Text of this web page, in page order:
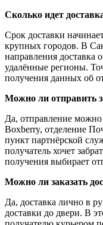
Сколько идет
Срок доставки
крупных городов. В
направления доставка
удалённые регионы.
получения данных об
Можно ли отправить
Да, отправление
Boxberry, отделение
пункт партнёрской
получатель хочет
получения выбирает
Можно ли заказать
Да, доставка лично в
доставки до двери. В